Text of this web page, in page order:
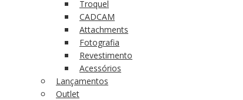
Troquel
CADCAM
Attachments
Fotografia
Revestimento
Acessórios
Lançamentos
Outlet